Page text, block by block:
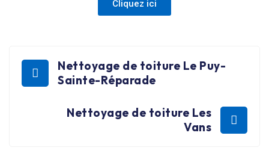
Cliquez ici
Nettoyage de toiture Le Puy-
Sainte-Réparade
Nettoyage de toiture Les
Vans